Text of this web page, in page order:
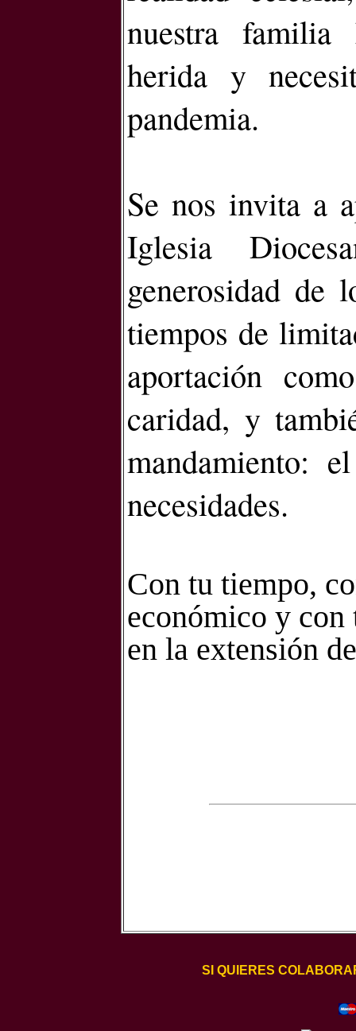
nuestra familia
herida y
pandemia.
Se nos invita a
Iglesia
generosidad de
tiempos de
aportación
caridad, y
mandamiento:
necesidades.
Con tu tiempo,
económico y con
en la extensión
SI QUIERES